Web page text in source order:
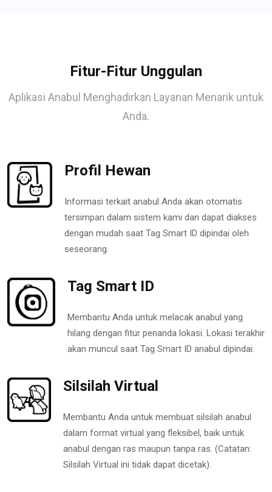
Fitur-Fitur Unggulan
Aplikasi Anabul Menghadirkan Layanan Menarik untuk
Anda.
Profil Hewan
Informasi terkait anabul Anda akan otomatis
tersimpan dalam sistem kami dan dapat diakses
dengan mudah saat Tag Smart ID dipindai oleh
seseorang.
Tag Smart ID
Membantu Anda untuk melacak anabul yang
hilang dengan fitur penanda lokasi. Lokasi terakhir
akan muncul saat Tag Smart ID anabul dipindai.
Silsilah Virtual
Membantu Anda untuk membuat silsilah anabul
dalam format virtual yang fleksibel, baik untuk
anabul dengan ras maupun tanpa ras. (Catatan:
Silsilah Virtual ini tidak dapat dicetak).